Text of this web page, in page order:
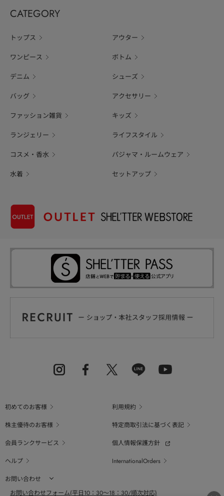
CATEGORY
トップス アウター
ワンピース ボトム
デニム シューズ
バッグ アクセサリー
ファッション雑貨 キッズ
ランジェリー ライフスタイル
コスメ・香水 パジャマ・ルームウェア
水着 セットアップ
初めてのお客様
利用規約
株主優待のお客様
特定商取引法に基づく表記
会員ランクサービス
個人情報保護方針
ヘルプ
InternationalOrders
お問い合わせ
お問い合わせフォーム(平日10：30～18：30/順次対応)